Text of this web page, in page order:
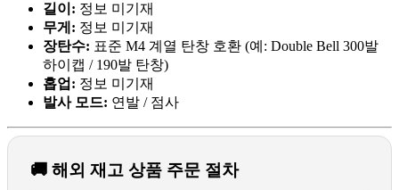
길이: 정보 미기재
무게: 정보 미기재
장탄수: 표준 M4 계열 탄창 호환 (예: Double Bell 300발
하이캡 / 190발 탄창)
홉업: 정보 미기재
발사 모드: 연발 / 점사
🚚 해외 재고 상품 주문 절차